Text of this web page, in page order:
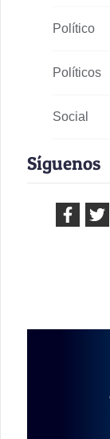
Político
Políticos
Social
Síguenos